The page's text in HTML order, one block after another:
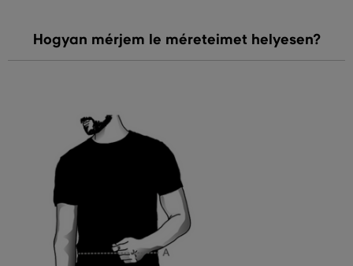
Hogyan mérjem le méreteimet helyesen?